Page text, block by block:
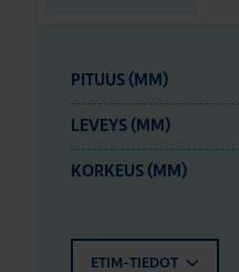
PITUUS (MM)
LEVEYS (MM)
KORKEUS (MM)
ETIM-TIEDOT